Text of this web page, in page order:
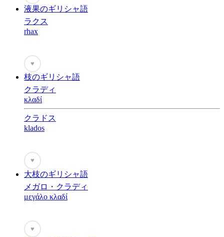
液果のギリシャ語
ラクス
rhax
♥
枝のギリシャ語
クラディ
κλαδί
クラドス
klados
♥
大枝のギリシャ語
メガロ・クラディ
μεγάλο κλαδί
♥